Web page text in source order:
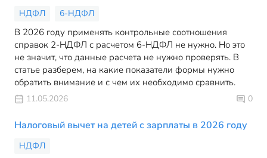
НДФЛ 6-НДФЛ
В 2026 году применять контрольные соотношения
справок 2-НДФЛ с расчетом 6-НДФЛ не нужно. Но это
не значит, что данные расчета не нужно проверять. В
статье разберем, на какие показатели формы нужно
обратить внимание и с чем их необходимо сравнить.
11.05.2026 0
Налоговый вычет на детей с зарплаты в 2026 году
НДФЛ